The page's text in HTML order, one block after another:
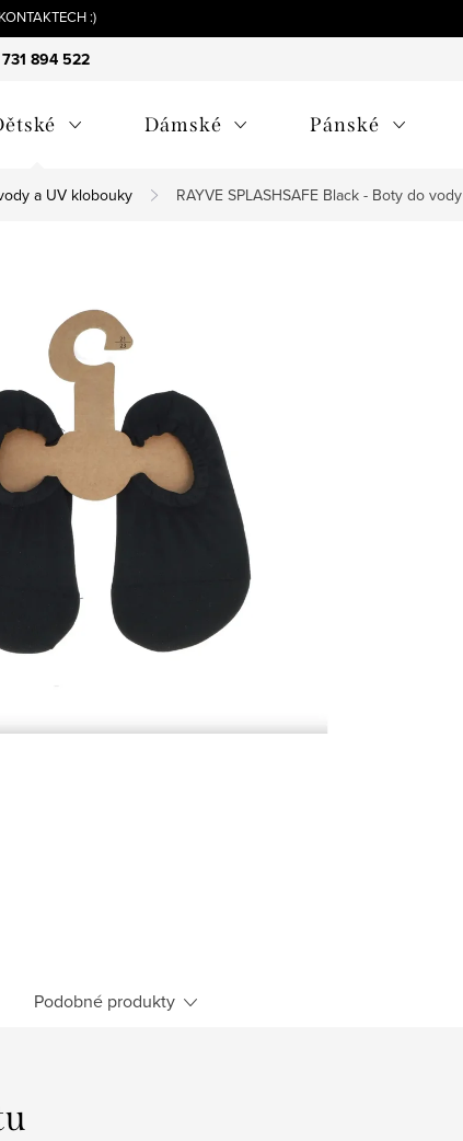
:)
894 522
Dámské Pánské
a UV klobouky RAYVE SPLASHSAFE Black - Boty do vody
Podobné produkty